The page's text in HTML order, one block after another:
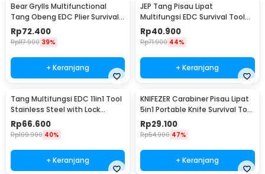
Bear Grylls Multifunctional
Tang Obeng EDC Plier Survival
Tool - MPA19
Rp72.400
Rp117.900 39%
+ Keranjang
JEP Tang Pisau Lipat
Multifungsi EDC Survival Tool
Stainless Steel - MPA13
Rp40.900
Rp71.900 44%
+ Keranjang
Tang Multifungsi EDC 11in1 Tool
Stainless Steel with Lock
System - MPA01
Rp66.600
Rp109.900 40%
+ Keranjang
KNIFEZER Carabiner Pisau Lipat
5in1 Portable Knife Survival Tool
EDC - ED30
Rp29.100
Rp54.900 47%
+ Keranjang